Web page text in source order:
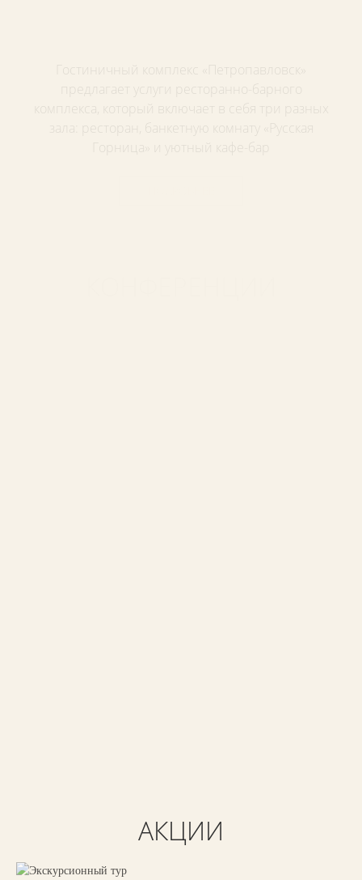
Гостиничный комплекс «Петропавловск»
предлагает услуги ресторанно-барного
комплекса, который включает в себя три разных
зала: ресторан, банкетную комнату «Русская
Горница» и уютный кафе-бар
АКЦИИ